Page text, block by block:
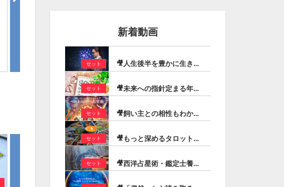
¥66,000
セット
新着動画
セット 🎥人生後半を豊かに生きる！定年後に輝くための占星術（石川楓花）
セット 🎥未来への指針定まる年！2026年トランジットの動きを追う ーまとめ読み先取り解説ー（登石麻恭子）
セット 🎥飼い主との相性もわかる「ペットのための占星術」（芳垣宗久）
セット 🎥もっと深めるタロットリーディング【コートカード編】（宏林）
セット 🎥西洋占星術・鑑定士養成スピードマスターコース（最新版）